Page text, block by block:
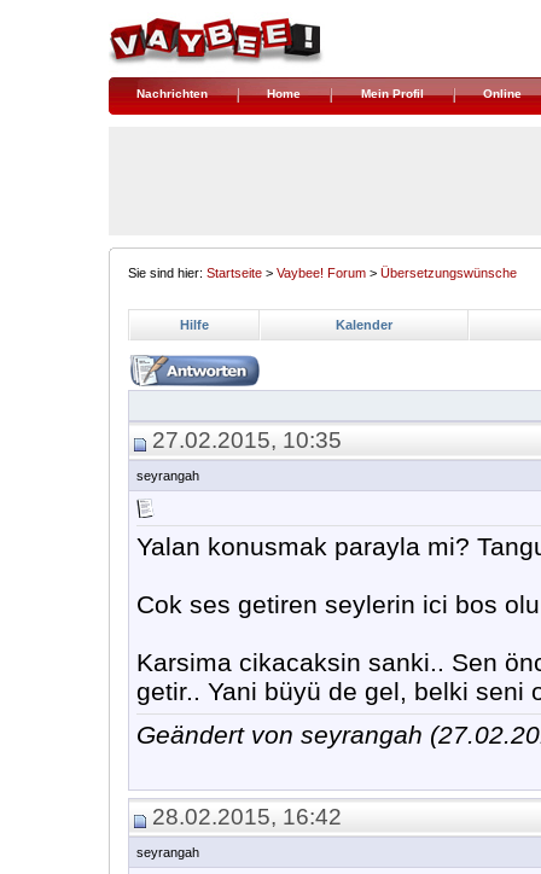
Nachrichten Home Mein Profil Online
Sie sind hier: Startseite > Vaybee! Forum > Übersetzungswünsche
Hilfe Kalender
27.02.2015, 10:35
seyrangah
Yalan konusmak parayla mi?
Cok ses getiren seylerin ici bos
Karsima cikacaksin sanki.. Sen
getir.. Yani büyü de gel, belki seni
Geändert von seyrangah
28.02.2015, 16:42
seyrangah